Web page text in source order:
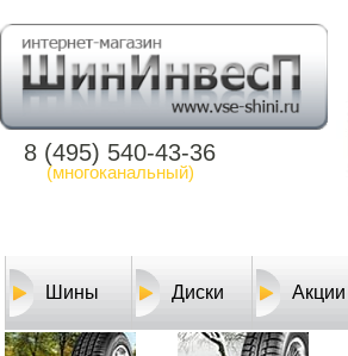
8 (495) 540-43-36
(многоканальный)
Шины Диски Акции